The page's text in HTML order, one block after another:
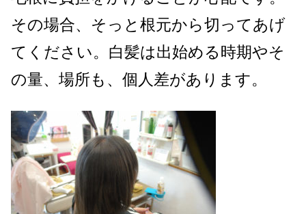
その場合、そっと根元から切ってあげ
てください。白髪は出始める時期やそ
の量、場所も、個人差があります。